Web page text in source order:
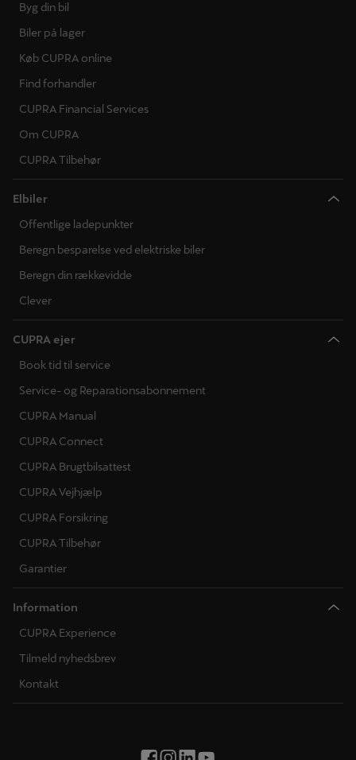
Byg din bil
Biler på lager
Køb CUPRA online
Find forhandler
CUPRA Financial Services
Om CUPRA
CUPRA Tilbehør
Elbiler
Offentlige ladepunkter
Beregn besparelse ved elektriske biler
Beregn din rækkevidde
Clever
CUPRA ejer
Book tid til service
Service- og Reparationsabonnement
CUPRA Manual
CUPRA Connect
CUPRA Brugtbilsattest
CUPRA Vejhjælp
CUPRA Forsikring
CUPRA Tilbehør
Garantier
Information
CUPRA Experience
Tilmeld nyhedsbrev
Kontakt